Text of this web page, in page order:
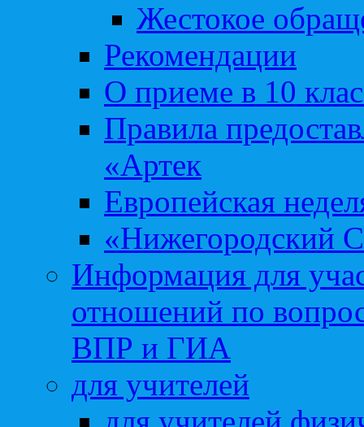
Жестокое
Рекомендации
О приеме в 10
Правила
«Артек
Европейская
«Нижегородский
Информация для
отношений по
ВПР и ГИА
для учителей